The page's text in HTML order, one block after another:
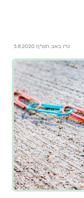
ט"ו באב תש"ף 5.8.2020